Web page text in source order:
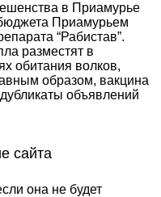
в Приамурье
Приамурьем
“Рабистав”.
разместят в
обитания волков,
образом, вакцина
объявлений
сайта
она не будет